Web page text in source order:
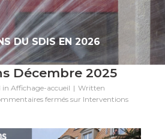
DU SDIS EN 2026
Décembre 2025
in Affichage-accueil
Written
fermés sur Interventions